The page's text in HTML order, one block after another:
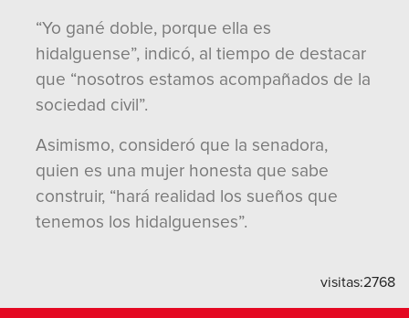
“Yo gané doble, porque ella es
hidalguense”, indicó, al tiempo de destacar
que “nosotros estamos acompañados de la
sociedad civil”.
Asimismo, consideró que la senadora,
quien es una mujer honesta que sabe
construir, “hará realidad los sueños que
tenemos los hidalguenses”.
visitas:2768